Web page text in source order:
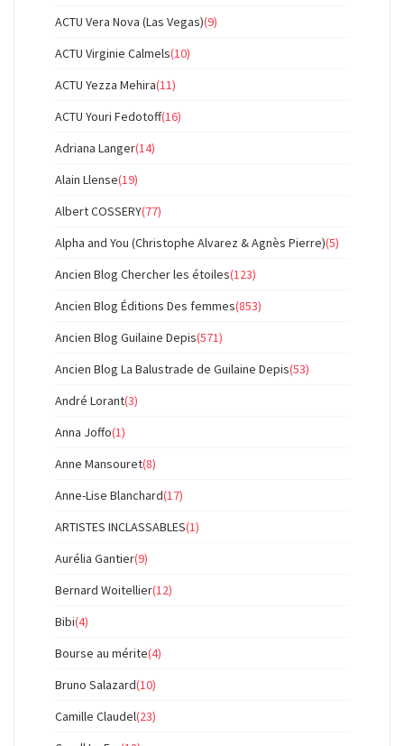
ACTU Vera Nova (Las Vegas)(9)
ACTU Virginie Calmels(10)
ACTU Yezza Mehira(11)
ACTU Youri Fedotoff(16)
Adriana Langer(14)
Alain Llense(19)
Albert COSSERY(77)
Alpha and You (Christophe Alvarez & Agnès Pierre)(5)
Ancien Blog Chercher les étoiles(123)
Ancien Blog Éditions Des femmes(853)
Ancien Blog Guilaine Depis(571)
Ancien Blog La Balustrade de Guilaine Depis(53)
André Lorant(3)
Anna Joffo(1)
Anne Mansouret(8)
Anne-Lise Blanchard(17)
ARTISTES INCLASSABLES(1)
Aurélia Gantier(9)
Bernard Woitellier(12)
Bibi(4)
Bourse au mérite(4)
Bruno Salazard(10)
Camille Claudel(23)